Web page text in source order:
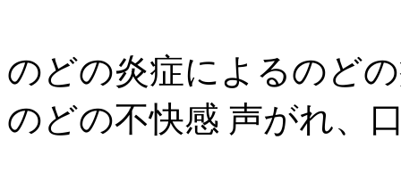
のどの炎症によるのど
のどの不快感 声がれ、